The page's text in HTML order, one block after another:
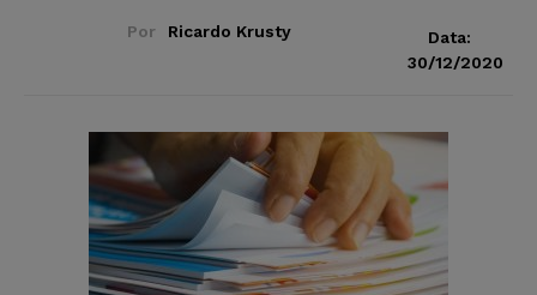
Por Ricardo Krusty
Data:
30/12/2020